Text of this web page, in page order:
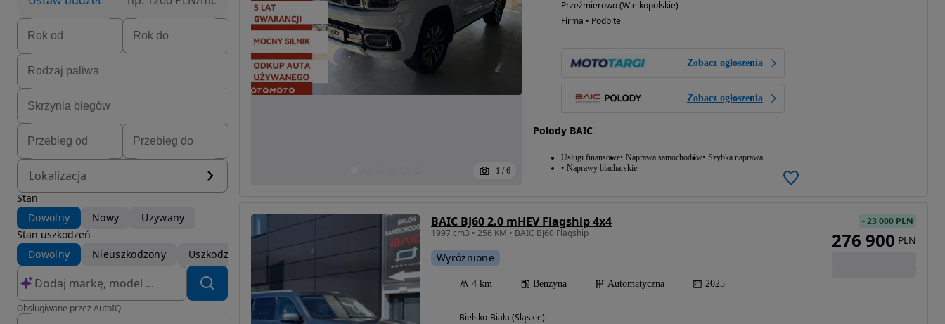
Lokalizacja
Stan
Dowolny
Nowy
Używany
Stan uszkodzeń
Dowolny
Nieuszkodzony Uszkodzony
Obsługiwane przez AutoIQ
1 / 6
Przeźmierowo (Wielkopolskie)
Firma • Podbite
Zobacz ogłoszenia
Zobacz ogłoszenia
Polody BAIC
Usługi finansowe Naprawa samochodów Szybka naprawa
Naprawy blacharskie
BAIC BJ60 2.0 mHEV Flagship 4x4
1997 cm3 • 256 KM • BAIC BJ60 Flagship
Wyróżnione
4 km Benzyna Automatyczna 2025
Bielsko-Biała (Śląskie)
-23 000 PLN
276 900 PLN